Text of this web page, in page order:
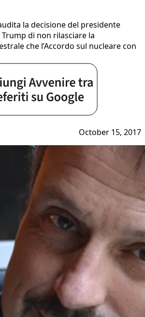
la decisione del presidente
di non rilasciare la
che l’Accordo sul nucleare con
October 15, 2017